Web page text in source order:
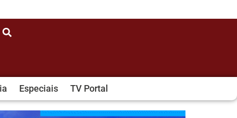
Especiais TV Portal